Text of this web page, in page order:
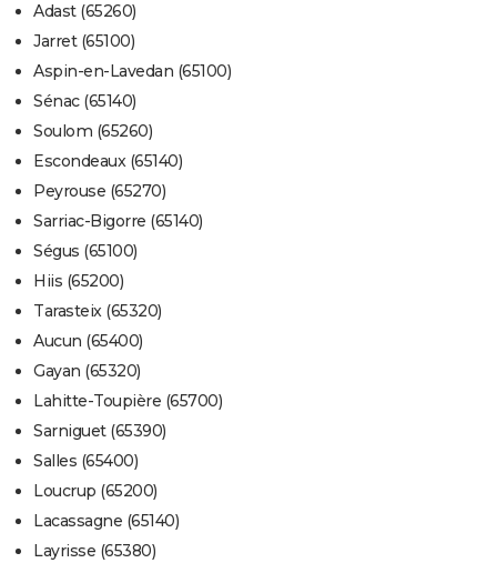
Adast (65260)
Jarret (65100)
Aspin-en-Lavedan (65100)
Sénac (65140)
Soulom (65260)
Escondeaux (65140)
Peyrouse (65270)
Sarriac-Bigorre (65140)
Ségus (65100)
Hiis (65200)
Tarasteix (65320)
Aucun (65400)
Gayan (65320)
Lahitte-Toupière (65700)
Sarniguet (65390)
Salles (65400)
Loucrup (65200)
Lacassagne (65140)
Layrisse (65380)